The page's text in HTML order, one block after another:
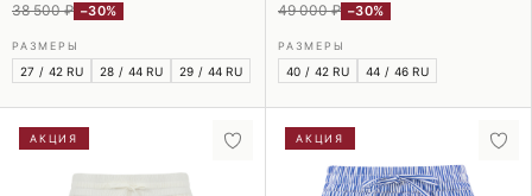
38 500 ₽ −30%
РАЗМЕРЫ
27 / 42 RU 28 / 44 RU 29 / 44 RU
49 000 ₽ −30%
РАЗМЕРЫ
40 / 42 RU 44 / 46 RU
АКЦИЯ АКЦИЯ